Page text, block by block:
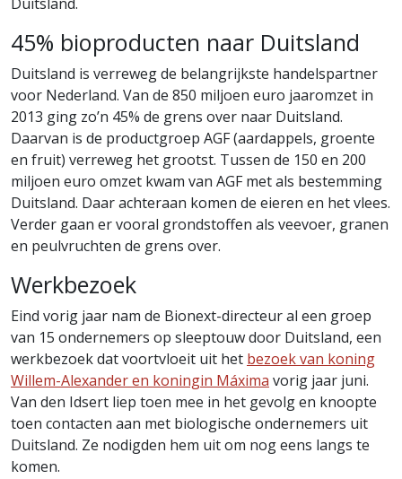
45% bioproducten naar Duitsland
Duitsland is verreweg de belangrijkste handelspartner
voor Nederland. Van de 850 miljoen euro jaaromzet in
2013 ging zo’n 45% de grens over naar Duitsland.
Daarvan is de productgroep AGF (aardappels, groente
en fruit) verreweg het grootst. Tussen de 150 en 200
miljoen euro omzet kwam van AGF met als bestemming
Duitsland. Daar achteraan komen de eieren en het vlees.
Verder gaan er vooral grondstoffen als veevoer, granen
en peulvruchten de grens over.
Werkbezoek
Eind vorig jaar nam de Bionext-directeur al een groep
van 15 ondernemers op sleeptouw door Duitsland, een
werkbezoek dat voortvloeit uit het bezoek van koning
Willem-Alexander en koningin Máxima vorig jaar juni.
Van den Idsert liep toen mee in het gevolg en knoopte
toen contacten aan met biologische ondernemers uit
Duitsland. Ze nodigden hem uit om nog eens langs te
komen.